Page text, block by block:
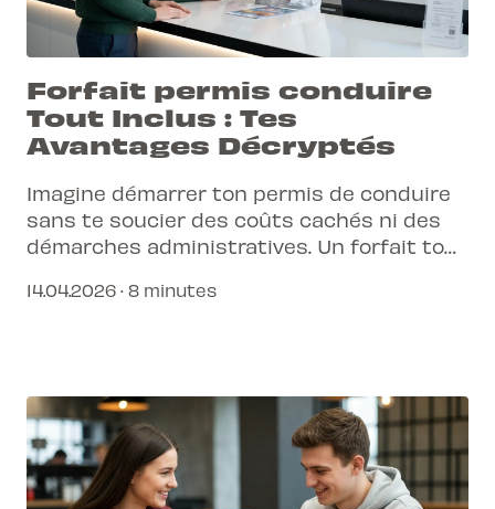
Forfait permis conduire
Tout Inclus : Tes
Avantages Décryptés
Imagine démarrer ton permis de conduire
sans te soucier des coûts cachés ni des
démarches administratives. Un forfait tout
sereine et efficace.
14.04.2026 · 8 minutes